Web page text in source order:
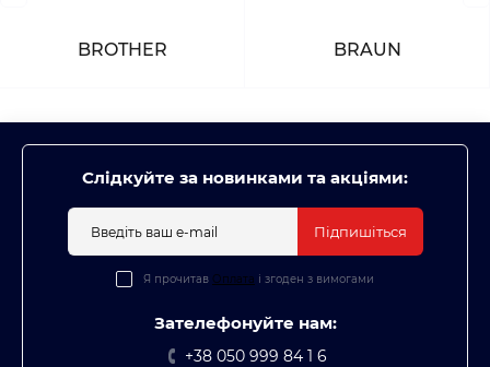
BROTHER BRAUN
Слідкуйте за новинками та акціями:
Підпишіться
Я прочитав Оплата і згоден з вимогами
Зателефонуйте нам:
+38 050 999 84 1 6